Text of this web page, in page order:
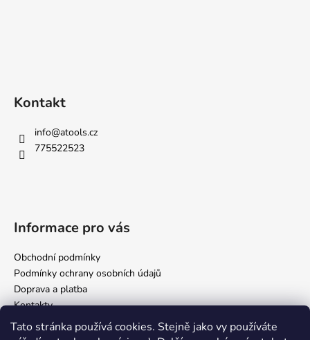
Tato stránka používá cookies. Stejně jako vy používáte
Kontakt
info@atools.cz
775522523
Informace pro vás
Obchodní podmínky
Podmínky ochrany osobních údajů
Doprava a platba
Kontakty